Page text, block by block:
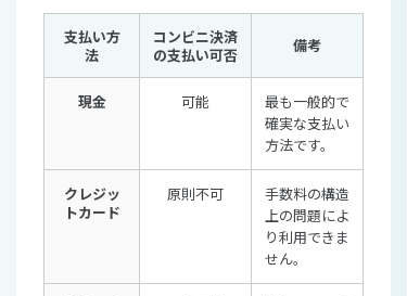
支払い方
法
コンビニ決済
の支払い可否
備考
現金 可能
最も一般的で
確実な支払い
方法です。
クレジッ
トカード
原則不可
手数料の構造
上の問題によ
り利用できま
せん。